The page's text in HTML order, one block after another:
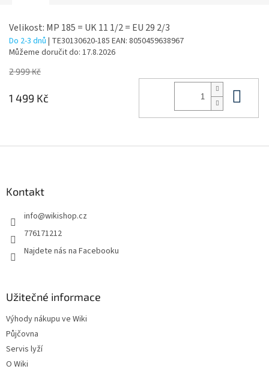
Velikost: MP 185 = UK 11 1/2 = EU 29 2/3
Do 2-3 dnů | TE30130620-185 EAN: 8050459638967
Můžeme doručit do: 17.8.2026
2 999 Kč
1 499 Kč
Kontakt
info@wikishop.cz
776171212
Najdete nás na Facebooku
Užitečné informace
Výhody nákupu ve Wiki
Půjčovna
Servis lyží
O Wiki